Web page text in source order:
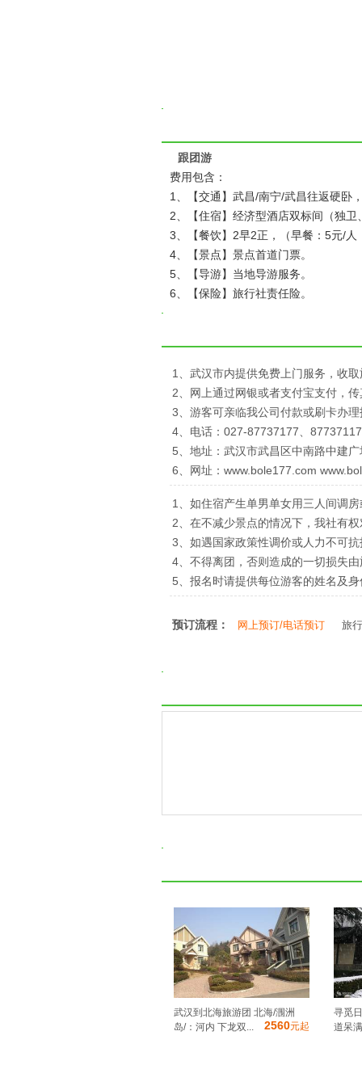
跟团游
费用包含：
1、【交通】武昌/南宁/武昌往返硬卧
2、【住宿】经济型酒店双标间（独
3、【餐饮】2早2正，（早餐：5元/
4、【景点】景点首道门票。
5、【导游】当地导游服务。
6、【保险】旅行社责任险。
1、武汉市内提供免费上门服务，收
2、网上通过网银或者支付宝支付，
3、游客可亲临我公司付款或刷卡办
4、电话：027-87737177、
5、地址：武汉市武昌区中南路中建
6、网址：www.bole177.com
1、如住宿产生单男单女用三人间调
2、在不减少景点的情况下，我社有
3、如遇国家政策性调价或人力不可
4、不得离团，否则造成的一切损失
5、报名时请提供每位游客的姓名及
预订流程： 网上预订/电话预订 旅
武汉到北海旅游团 北海/涠洲
岛/：河内 下龙双...
2560元起
寻觅
道呆